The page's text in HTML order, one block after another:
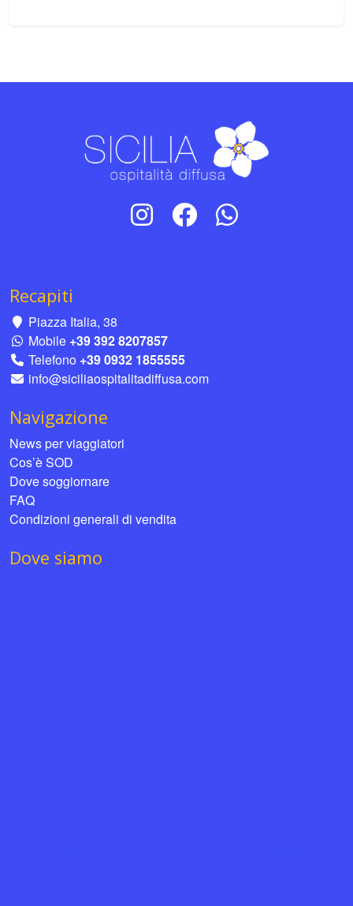
Recapiti
Piazza Italia, 38
Mobile +39 392 8207857
Telefono +39 0932 1855555
info@siciliaospitalitadiffusa.com
Navigazione
News per viaggiatori
Cos’è SOD
Dove soggiornare
FAQ
Condizioni generali di vendita
Dove siamo